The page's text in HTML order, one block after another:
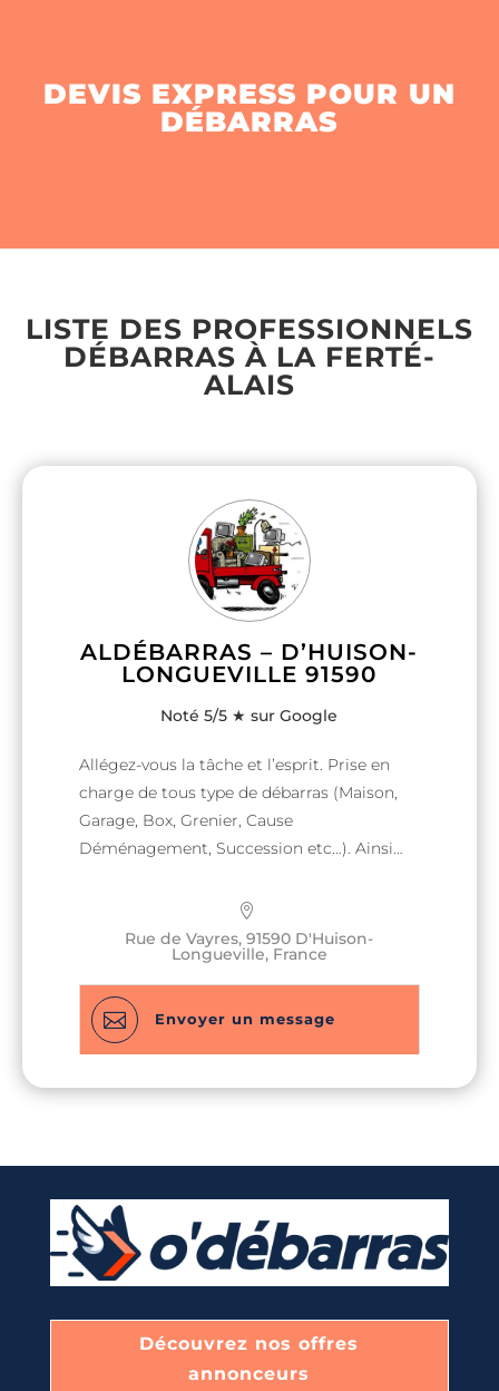
DEVIS EXPRESS POUR UN
DÉBARRAS
LISTE DES PROFESSIONNELS
DÉBARRAS À LA FERTÉ-
ALAIS
ALDÉBARRAS – D’HUISON-
LONGUEVILLE 91590
Noté 5/5 ★ sur Google
Allégez-vous la tâche et l’esprit. Prise en
charge de tous type de débarras (Maison,
Garage, Box, Grenier, Cause
Déménagement, Succession etc…). Ainsi
matériaux et déchets.
Rue de Vayres, 91590 D'Huison-
Longueville, France
 Envoyer un message
Découvrez nos offres
annonceurs